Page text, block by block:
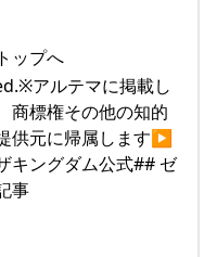
ップへ
アルテマに掲載し
商標権その他の知的
供元に帰属します▶
キングダム公式## ゼ
事